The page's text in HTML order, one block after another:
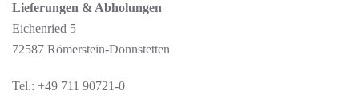
Lieferungen & Abholungen
Eichenried 5
72587 Römerstein-Donnstetten
Tel.: +49 711 90721-0